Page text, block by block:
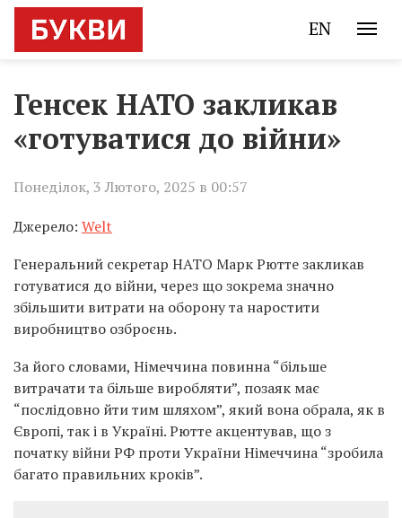
EN
Генсек НАТО закликав
«готуватися до війни»
Понеділок, 3 Лютого, 2025 в 00:57
Джерело: Welt
Генеральний секретар НАТО Марк Рютте закликав
готуватися до війни, через що зокрема значно
збільшити витрати на оборону та наростити
виробництво озброєнь.
За його словами, Німеччина повинна “більше
витрачати та більше виробляти”, позаяк має
“послідовно йти тим шляхом”, який вона обрала, як в
Європі, так і в Україні. Рютте акцентував, що з
початку війни РФ проти України Німеччина “зробила
багато правильних кроків”.